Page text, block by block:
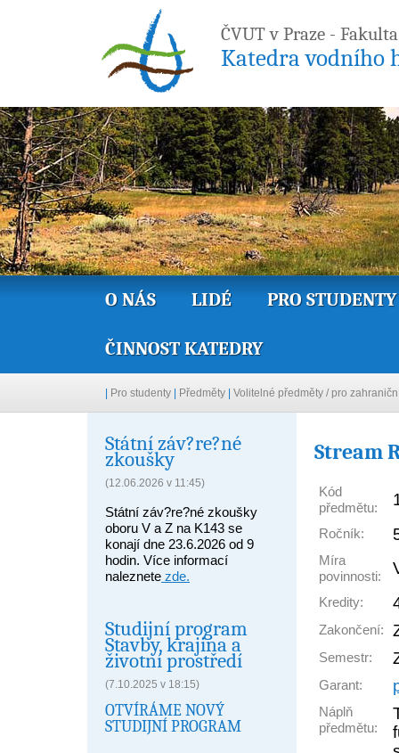
ČVUT v Praze -
Katedra vodního
O NÁS LIDÉ PRO STUDENTY
ČINNOST KATEDRY
| Pro studenty | Předměty | Volitelné předměty / pro
Státní záv?re?né
zkoušky
(12.06.2026 v 11:45)
Státní záv?re?né zkoušky
oboru V a Z na K143 se
konají dne 23.6.2026 od 9
hodin. Více informací
naleznete zde.
Studijní program
Stavby, krajina a
životní prostředí
(7.10.2025 v 18:15)
OTVÍRÁME NOVÝ
STUDIJNÍ PROGRAM
Stream
Kód
předmětu:
Ročník:
Míra
povinnosti:
Kredity:
Zakončení:
Semestr:
Garant:
Náplň
předmětu: